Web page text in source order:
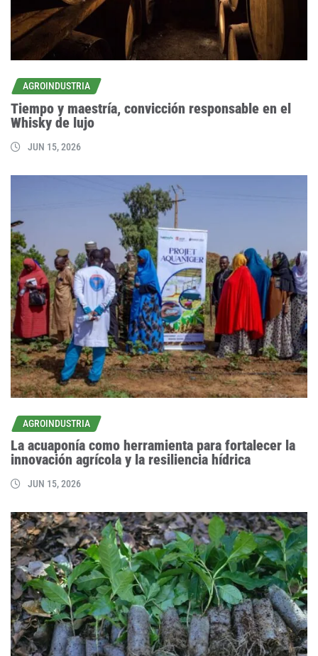
AGROINDUSTRIA
Tiempo y maestría, convicción responsable en el
Whisky de lujo
JUN 15, 2026
AGROINDUSTRIA
La acuaponía como herramienta para fortalecer la
innovación agrícola y la resiliencia hídrica
JUN 15, 2026